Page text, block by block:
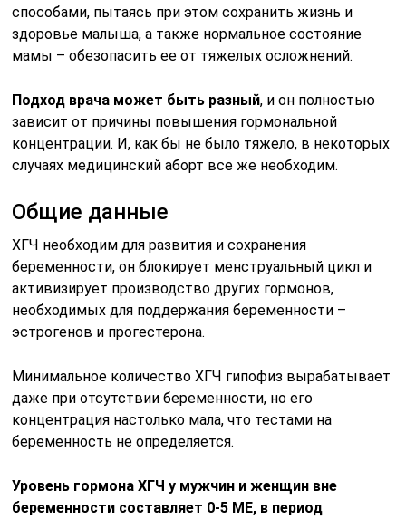
способами, пытаясь при этом сохранить жизнь и
здоровье малыша, а также нормальное состояние
мамы – обезопасить ее от тяжелых осложнений.
Подход врача может быть разный, и он полностью
зависит от причины повышения гормональной
концентрации. И, как бы не было тяжело, в некоторых
случаях медицинский аборт все же необходим.
Общие данные
ХГЧ необходим для развития и сохранения
беременности, он блокирует менструальный цикл и
активизирует производство других гормонов,
необходимых для поддержания беременности –
эстрогенов и прогестерона.
Минимальное количество ХГЧ гипофиз вырабатывает
даже при отсутствии беременности, но его
концентрация настолько мала, что тестами на
беременность не определяется.
Уровень гормона ХГЧ у мужчин и женщин вне
беременности составляет 0-5 МЕ, в период